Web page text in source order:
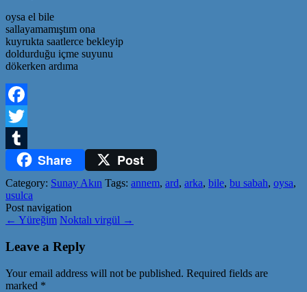
oysa el bile
sallayamamıştım ona
kuyrukta saatlerce bekleyip
doldurduğu içme suyunu
dökerken ardıma
Facebook
Twitter
Tumblr Share Post
Category: Sunay Akın Tags: annem, ard, arka, bile, bu sabah, oysa,
usulca
Post navigation
← Yüreğim Noktalı virgül →
Leave a Reply
Your email address will not be published. Required fields are
marked *